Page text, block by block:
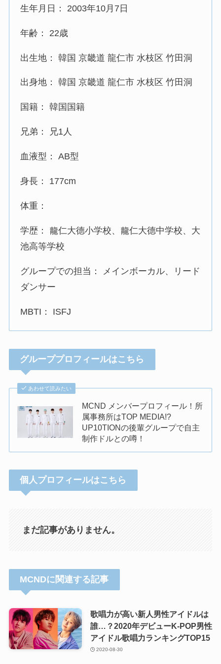
生年月日： 2003年10月7日
年齢： 22歳
出生地： 韓国 京畿道 龍仁市 水枝区 竹田洞
出身地： 韓国 京畿道 龍仁市 水枝区 竹田洞
国籍： 韓国国籍
兄弟： 兄1人
血液型： AB型
身長： 177cm
体重：
学歴： 龍仁大德小学校、龍仁大德中学校、大
池高等学校
グループでの担当： メインボーカル、リード
ダンサー
MBTI： ISFJ
グループプロフィールはこちら
あわせて読みたい
MCND メンバープロフィール！所
属事務所はTOP MEDIA!?
UP10TIONの後輩グループで自主
制作ドルとの噂！
個人プロフィールはこちら
まだ記事がありません。
MCNDに関連する記事
歌唱力が高い新人男性アイドルは
誰…？2020年デビューK-POP男性
アイドル歌唱力ランキングTOP15
2020-08-30